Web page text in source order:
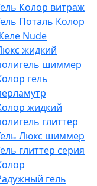
Колор витраж
Поталь Колор
Nude
жидкий
шиммер
гель
жидкий
глиттер
Люкс шиммер
глиттер серия
гель